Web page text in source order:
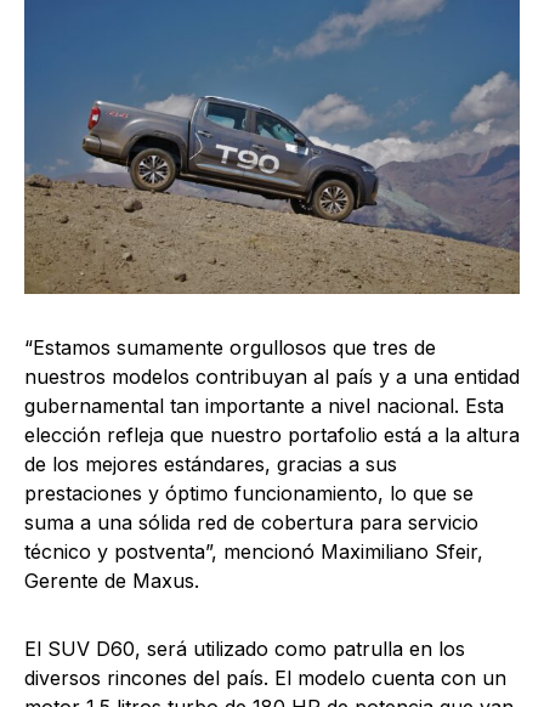
“Estamos sumamente orgullosos que tres de
nuestros modelos contribuyan al país y a una entidad
gubernamental tan importante a nivel nacional. Esta
elección refleja que nuestro portafolio está a la altura
de los mejores estándares, gracias a sus
prestaciones y óptimo funcionamiento, lo que se
suma a una sólida red de cobertura para servicio
técnico y postventa”, mencionó Maximiliano Sfeir,
Gerente de Maxus.
El SUV D60, será utilizado como patrulla en los
diversos rincones del país. El modelo cuenta con un